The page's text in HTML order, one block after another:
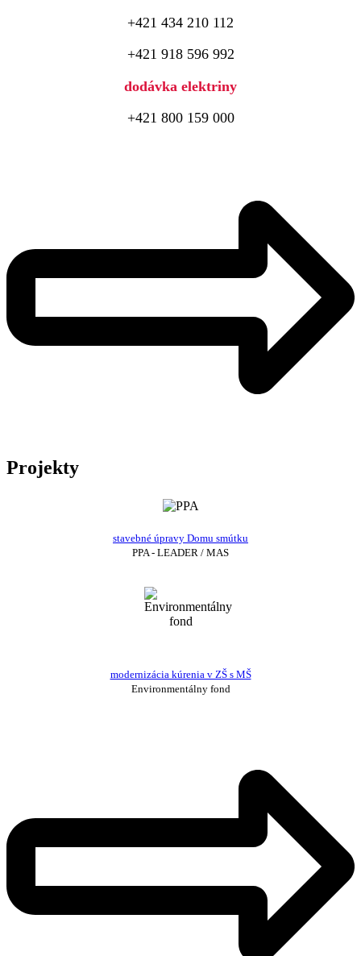
+421 434 210 112
+421 918 596 992
dodávka elektriny
+421 800 159 000
Projekty
stavebné úpravy Domu smútku
PPA - LEADER / MAS
modernizácia kúrenia v ZŠ s MŠ
Environmentálny fond